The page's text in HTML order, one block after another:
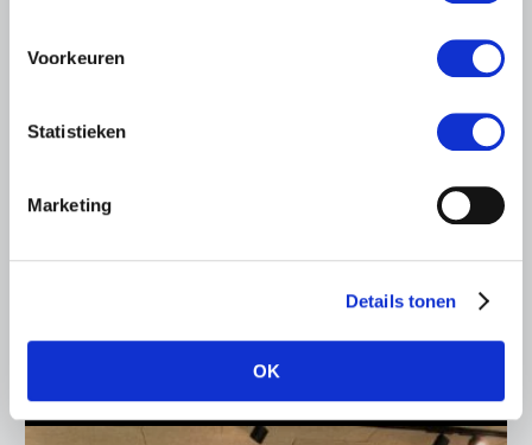
Voorkeuren
Statistieken
Marketing
Details tonen
OK
LTO LOBBY
Kamerlid Goudzwaard (JA21)
Súdwest-Fryslân
Maarten Goudzwaard (JA21) en beleidsmedewerker